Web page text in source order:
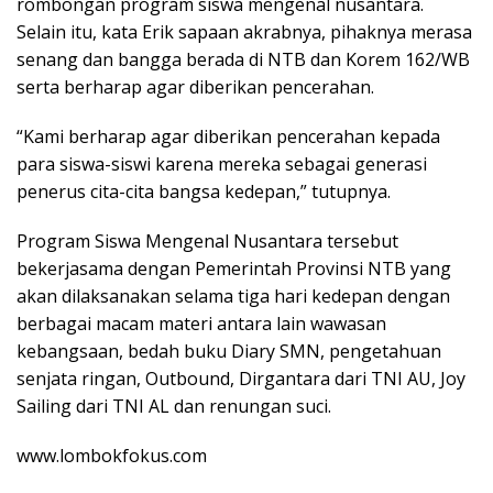
Selain itu, kata Erik sapaan akrabnya, pihaknya merasa
senang dan bangga berada di NTB dan Korem 162/WB
serta berharap agar diberikan pencerahan.
“Kami berharap agar diberikan pencerahan kepada
para siswa-siswi karena mereka sebagai generasi
penerus cita-cita bangsa kedepan,” tutupnya.
Program Siswa Mengenal Nusantara tersebut
bekerjasama dengan Pemerintah Provinsi NTB yang
akan dilaksanakan selama tiga hari kedepan dengan
berbagai macam materi antara lain wawasan
kebangsaan, bedah buku Diary SMN, pengetahuan
senjata ringan, Outbound, Dirgantara dari TNI AU, Joy
Sailing dari TNI AL dan renungan suci.
www.lombokfokus.com